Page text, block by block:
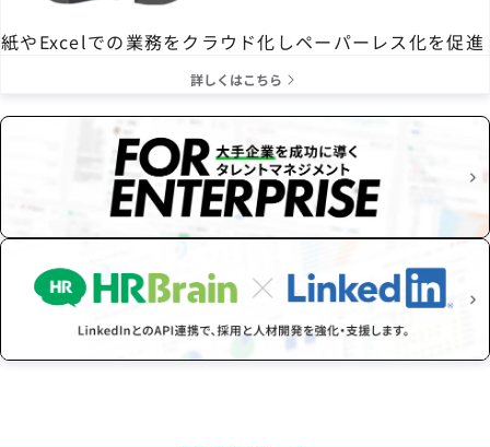
紙やExcelでの業務をクラウド化しペーパーレス化を促進
詳しくはこちら